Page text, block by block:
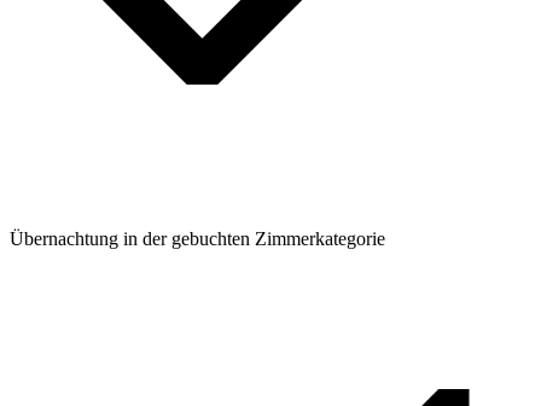
Übernachtung in der gebuchten Zimmerkategorie